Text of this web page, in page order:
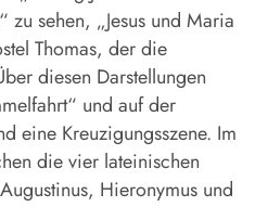
zu sehen, „Jesus und Maria
Thomas, der die
diesen Darstellungen
und auf der
eine Kreuzigungsszene. Im
die vier lateinischen
Hieronymus und